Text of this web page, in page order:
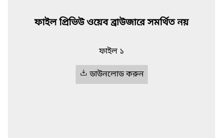
ফাইল প্রিভিউ ওয়েব ব্রাউজারে সমর্থিত নয়
ফাইল ১
ডাউনলোড করুন